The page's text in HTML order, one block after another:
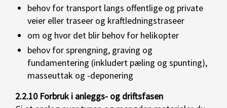
behov for transport langs offentlige og private
veier eller traseer og kraftledningstraseer
om og hvor det blir behov for helikopter
behov for sprengning, graving og
fundamentering (inkludert pæling og spunting),
masseuttak og -deponering
2.2.10 Forbruk i anleggs- og driftsfasen